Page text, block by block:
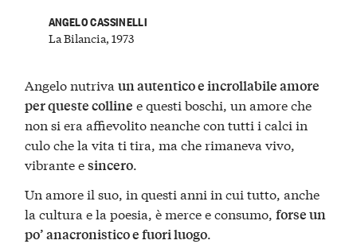
ANGELO CASSINELLI
La Bilancia, 1973
Angelo nutrivaun autentico e incrollabile amore
per queste colline e questi boschi, un amore che
non si era affievolito neanche con tutti i calci in
culo che la vita ti tira, ma che rimaneva vivo,
vibrante esincero.
Un amore il suo, in questi anni in cui tutto, anche
la cultura e la poesia, è merce e consumo,forse un
po’ anacronistico e fuori luogo.